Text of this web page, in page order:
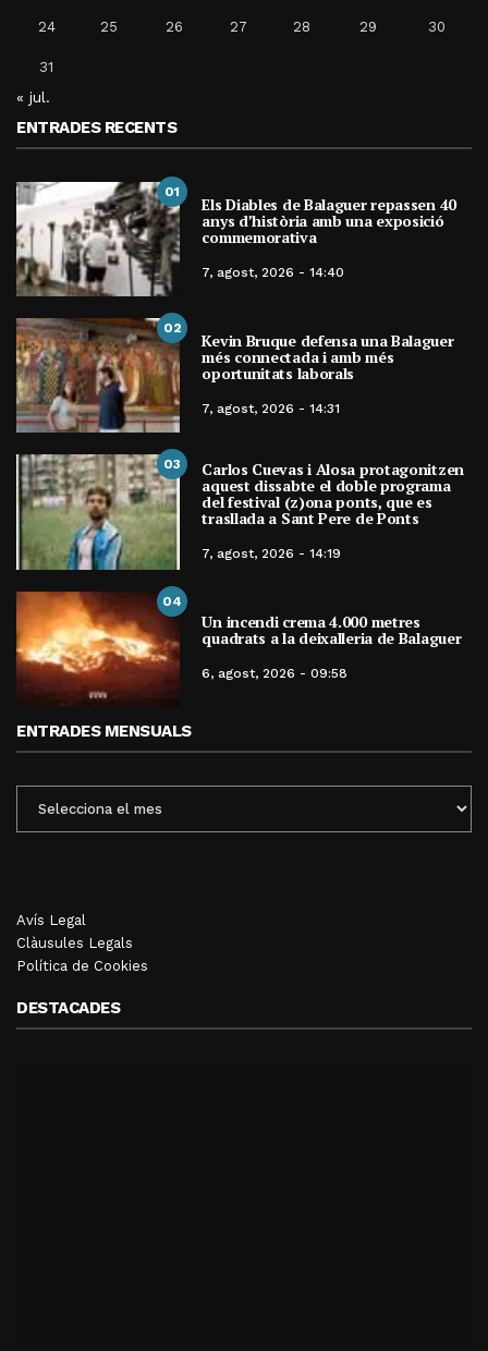
24 25 26 27 28 29 30
31
« jul.
ENTRADES RECENTS
01
Els Diables de Balaguer repassen 40
anys d’història amb una exposició
commemorativa
7, agost, 2026 - 14:40
02
Kevin Bruque defensa una Balaguer
més connectada i amb més
oportunitats laborals
7, agost, 2026 - 14:31
03 Carlos Cuevas i Alosa protagonitzen
aquest dissabte el doble programa
del festival (z)ona ponts, que es
trasllada a Sant Pere de Ponts
7, agost, 2026 - 14:19
04
Un incendi crema 4.000 metres
quadrats a la deixalleria de Balaguer
6, agost, 2026 - 09:58
ENTRADES MENSUALS
MENSUALS
Avís Legal
Clàusules Legals
Política de Cookies
DESTACADES